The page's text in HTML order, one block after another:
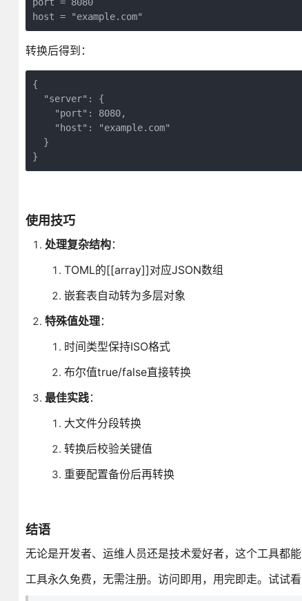
host = "example.com"
转换后得到：
{
  "server": {
    "port": 8080,
    "host": "example.com"
  }
}
使用技巧
处理复杂结构：
TOML的[[array]]对应JSON数组
嵌套表自动转为多层对象
特殊值处理：
时间类型保持ISO格式
布尔值true/false直接转换
最佳实践：
大文件分段转换
转换后校验关键值
重要配置备份后再转换
结语
无论是开发者、运维人员还是技术爱好者，这个工具都
工具永久免费，无需注册。访问即用，用完即走。试试